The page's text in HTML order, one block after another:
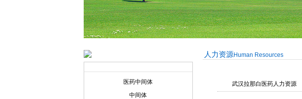
医药中间体
中间体
人力资源Human Resources
武汉拉那白医药人力资源